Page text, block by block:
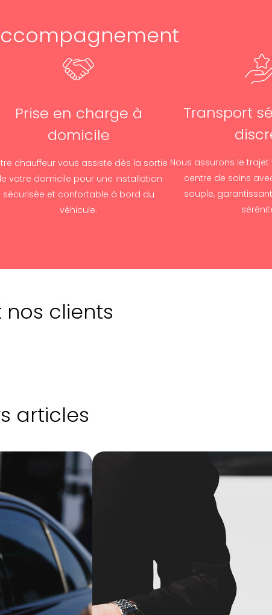
Prise en charge à
domicile
chauffeur vous assiste dès la sortie
votre domicile pour une installation
sécurisée et confortable à bord du
véhicule.
Transport
Nous assurons le trajet
centre de soins
souple,
clients
articles